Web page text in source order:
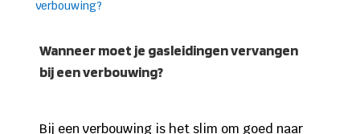
Wanneer moet je gasleidingen vervangen
bij een verbouwing?
Bij een verbouwing is het slim om goed naar